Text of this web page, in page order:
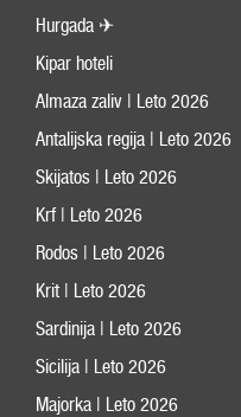
Hurgada ✈
Kipar hoteli
Almaza zaliv | Leto 2026
Antalijska regija | Leto 2026
Skijatos | Leto 2026
Krf | Leto 2026
Rodos | Leto 2026
Krit | Leto 2026
Sardinija | Leto 2026
Sicilija | Leto 2026
Majorka | Leto 2026